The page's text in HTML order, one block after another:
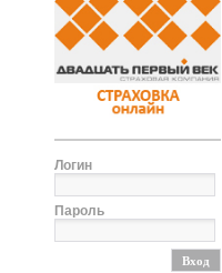
Логин
Пароль